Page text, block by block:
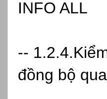
INFO ALL
--
đồng bộ